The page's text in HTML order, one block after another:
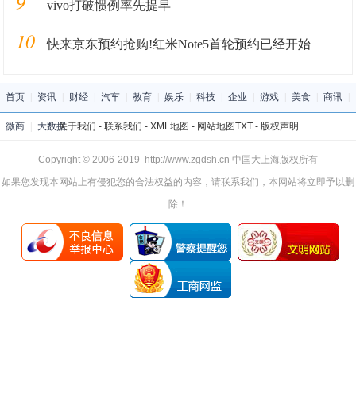
vivo打破惯例率先提早
10 快来京东预约抢购!红米Note5首轮预约已经开始
首页 资讯 财经 汽车 教育 娱乐 科技 企业 游戏 美食 商讯
微商 大数据关于我们 - 联系我们 - XML地图 - 网站地图TXT- 版权声明
Copyright © 2006-2019 http://www.zgdsh.cn 中国大上海版权所有
如果您发现本网站上有侵犯您的合法权益的内容，请联系我们，本网站将立即予以删
除！